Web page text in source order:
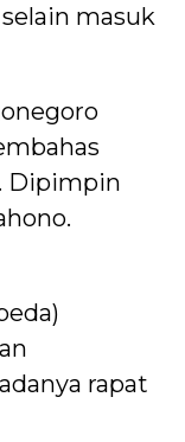
masuk
Dipimpin
rapat